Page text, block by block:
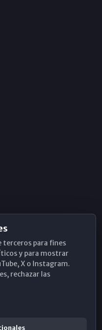
terceros para fines
y para mostrar
X o Instagram.
rechazar las